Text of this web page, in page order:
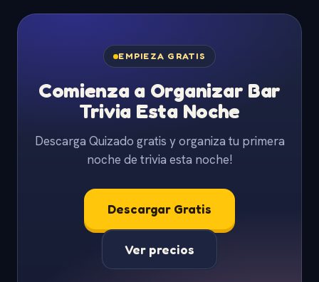
EMPIEZA GRATIS
Comienza a Organizar Bar
Trivia Esta Noche
Descarga Quizado gratis y organiza tu primera
noche de trivia esta noche!
Descargar Gratis
Ver precios